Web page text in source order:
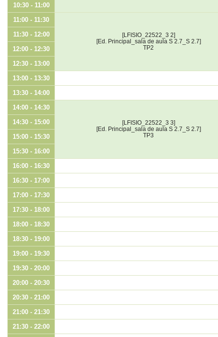
10:30 - 11:00
11:00 - 11:30
[LFISIO_22522_3 2]
[Ed. Principal_sala de aula S 2.7_S 2.7]
TP2
11:30 - 12:00
12:00 - 12:30
12:30 - 13:00
13:00 - 13:30
13:30 - 14:00
14:00 - 14:30
[LFISIO_22522_3 3]
[Ed. Principal_sala de aula S 2.7_S 2.7]
TP3
14:30 - 15:00
15:00 - 15:30
15:30 - 16:00
16:00 - 16:30
16:30 - 17:00
17:00 - 17:30
17:30 - 18:00
18:00 - 18:30
18:30 - 19:00
19:00 - 19:30
19:30 - 20:00
20:00 - 20:30
20:30 - 21:00
21:00 - 21:30
21:30 - 22:00